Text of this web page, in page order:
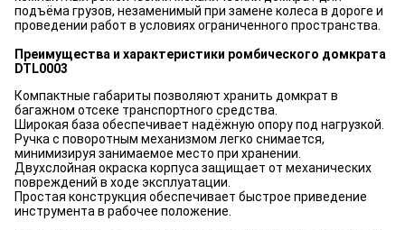
подъёма грузов, незаменимый при замене колеса в дороге и
проведении работ в условиях ограниченного пространства.
Преимущества и характеристики ромбического домкрата
DTL0003
Компактные габариты позволяют хранить домкрат в
багажном отсеке транспортного средства.
Широкая база обеспечивает надёжную опору под нагрузкой.
Ручка с поворотным механизмом легко снимается,
минимизируя занимаемое место при хранении.
Двухслойная окраска корпуса защищает от механических
повреждений в ходе эксплуатации.
Простая конструкция обеспечивает быстрое приведение
инструмента в рабочее положение.